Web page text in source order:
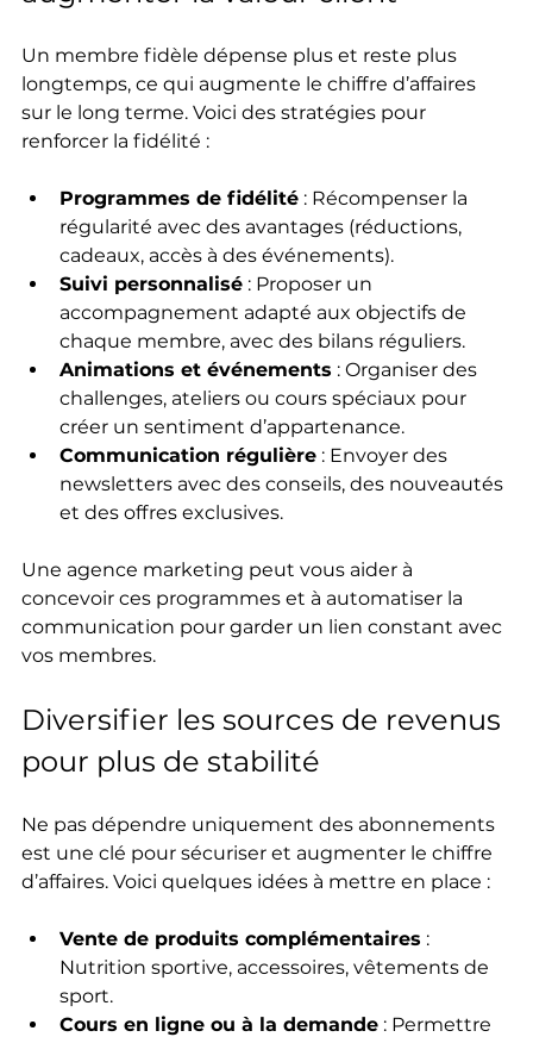
Un membre fidèle dépense plus et reste plus
longtemps, ce qui augmente le chiffre d’affaires
sur le long terme. Voici des stratégies pour
renforcer la fidélité :
Programmes de fidélité : Récompenser la
régularité avec des avantages (réductions,
cadeaux, accès à des événements).
Suivi personnalisé : Proposer un
accompagnement adapté aux objectifs de
chaque membre, avec des bilans réguliers.
Animations et événements : Organiser des
challenges, ateliers ou cours spéciaux pour
créer un sentiment d’appartenance.
Communication régulière : Envoyer des
newsletters avec des conseils, des nouveautés
et des offres exclusives.
Une agence marketing peut vous aider à
concevoir ces programmes et à automatiser la
communication pour garder un lien constant avec
vos membres.
Diversifier les sources de revenus
pour plus de stabilité
Ne pas dépendre uniquement des abonnements
est une clé pour sécuriser et augmenter le chiffre
d’affaires. Voici quelques idées à mettre en place :
Vente de produits complémentaires :
Nutrition sportive, accessoires, vêtements de
sport.
Cours en ligne ou à la demande : Permettre